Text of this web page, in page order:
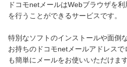
各種ダウンロード
お問い合わせ
ドコモnetメールはWebブラウザを
を行うことができるサービスです。
特別なソフトのインストールや面倒
お持ちのドコモnetメールアドレス
も簡単にメールをお使いいただけます